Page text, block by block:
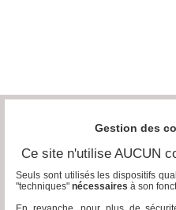
Gestion des
Ce site n'utilise AUCUN
Seuls sont utilisés les dispositifs
"techniques" nécessaires à son